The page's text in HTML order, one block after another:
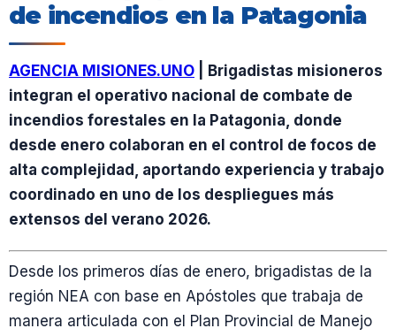
de incendios en la Patagonia
AGENCIA MISIONES.UNO | Brigadistas misioneros
integran el operativo nacional de combate de
incendios forestales en la Patagonia, donde
desde enero colaboran en el control de focos de
alta complejidad, aportando experiencia y trabajo
coordinado en uno de los despliegues más
extensos del verano 2026.
Desde los primeros días de enero, brigadistas de la
región NEA con base en Apóstoles que trabaja de
manera articulada con el Plan Provincial de Manejo